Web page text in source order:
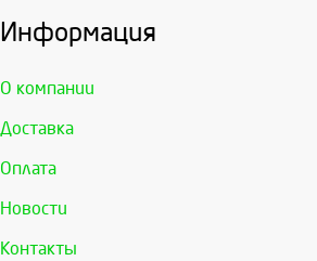
Информация
О компании
Доставка
Оплата
Новости
Контакты